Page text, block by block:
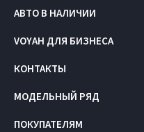
АВТО В НАЛИЧИИ
VOYAH ДЛЯ БИЗНЕСА
КОНТАКТЫ
МОДЕЛЬНЫЙ РЯД
ПОКУПАТЕЛЯМ